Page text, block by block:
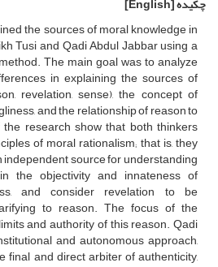
چکیده[English]
the sources of moral knowledge in
Tusi and Qadi Abdul Jabbar using a
The main goal was to analyze
in explaining the sources of
revelation, sense), the concept of
and the relationship of reason to
research show that both thinkers
of moral rationalism; that is, they
source for understanding
the objectivity and innateness of
and consider revelation to be
to reason. The focus of the
and authority of this reason. Qadi
and autonomous approach,
final and direct arbiter of authenticity,